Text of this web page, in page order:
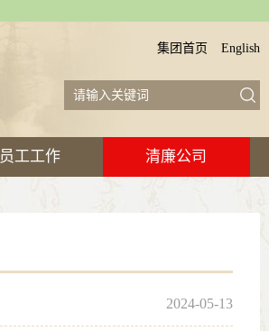
集团首页 English
员工工作 清廉公司
2024-05-13